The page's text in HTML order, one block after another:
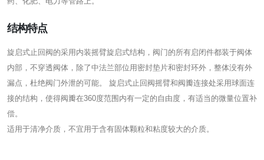
结构特点
旋启式止回阀的采用内装摇臂旋启式结构，阀门的所有启闭件都装于阀体
内部，不穿透阀体，除了中法兰部位用密封垫片和密封环外，整体没有外
漏点，杜绝阀门外泄的可能。 旋启式止回阀摇臂和阀瓣连接处采用球面连
接的结构，使得阀瓣在360度范围内有一定的自由度，有适当的微量位置补
偿。
适用于清净介质，不宜用于含有固体颗粒和粘度较大的介质。